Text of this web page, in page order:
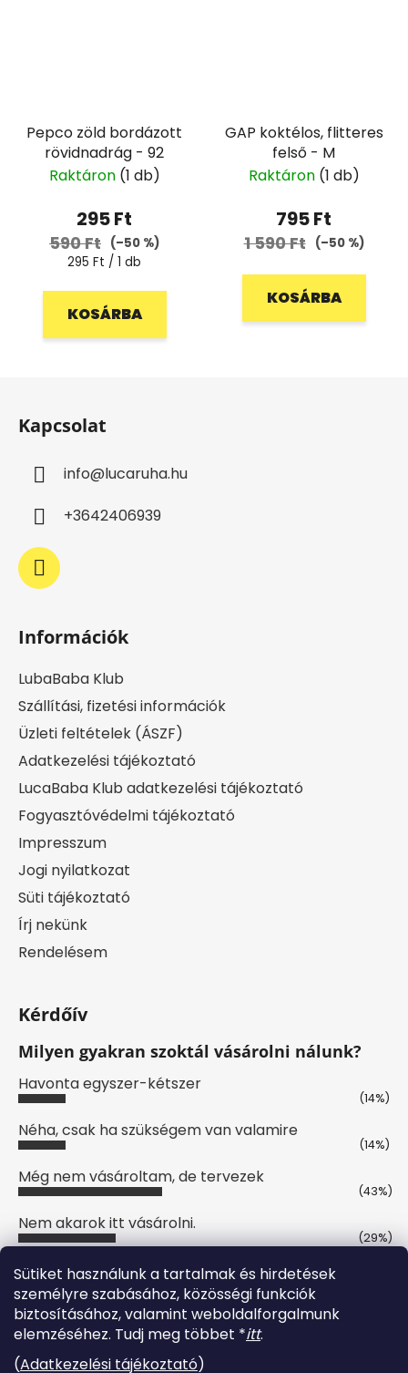
Sütiket használunk a tartalmak és hirdetések
személyre szabásához, közösségi funkciók
biztosításához, valamint weboldalforgalmunk
elemzéséhez. Tudj meg többet *itt.
(Adatkezelési tájékoztató)
Pepco zöld bordázott
rövidnadrág - 92
Raktáron (1 db)
295 Ft
590 Ft (–50 %)
Egységár:
295 Ft / 1 db
KOSÁRBA
GAP koktélos, flitteres
felső - M
Raktáron (1 db)
795 Ft
1 590 Ft (–50 %)
KOSÁRBA
Kapcsolat
info@lucaruha.hu
+3642406939
Információk
LubaBaba Klub
Szállítási, fizetési információk
Üzleti feltételek (ÁSZF)
Adatkezelési tájékoztató
LucaBaba Klub adatkezelési tájékoztató
Fogyasztóvédelmi tájékoztató
Impresszum
Jogi nyilatkozat
Süti tájékoztató
Írj nekünk
Rendelésem
Kérdőív
Milyen gyakran szoktál vásárolni nálunk?
Havonta egyszer-kétszer
(14%)
Néha, csak ha szükségem van valamire
(14%)
Még nem vásároltam, de tervezek
(43%)
Nem akarok itt vásárolni.
(29%)
Szavazatok száma:7
Online fizetési lehetőséget biztosítunk